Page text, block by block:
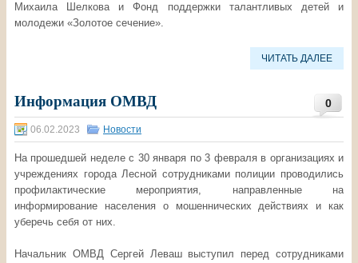
Михаила Шелкова и Фонд поддержки талантливых детей и
молодежи «Золотое сечение».
ЧИТАТЬ ДАЛЕЕ
0
Информация ОМВД
06.02.2023 Новости
На прошедшей неделе с 30 января по 3 февраля в организациях и
учреждениях города Лесной сотрудниками полиции проводились
профилактические мероприятия, направленные на
информирование населения о мошеннических действиях и как
уберечь себя от них.
Начальник ОМВД Сергей Леваш выступил перед сотрудниками